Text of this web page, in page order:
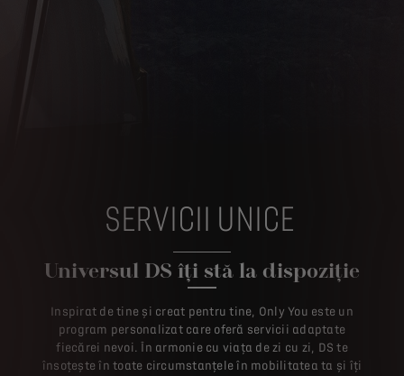
SERVICII UNICE
Universul DS îți stă la dispoziție
Inspirat de tine și creat pentru tine, Only You este un
program personalizat care oferă servicii adaptate
fiecărei nevoi. În armonie cu viața de zi cu zi, DS te
însoțește în toate circumstanțele în mobilitatea ta și îți